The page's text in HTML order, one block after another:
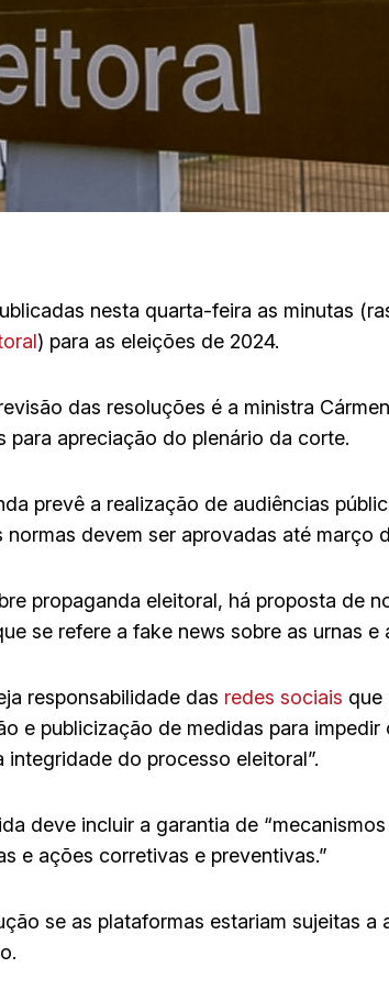
nesta quarta-feira as minutas
) para as eleições de 2024.
das resoluções é a ministra
para apreciação do plenário da corte.
prevê a realização de audiências
normas devem ser aprovadas até março
propaganda eleitoral, há proposta de
se refere a fake news sobre as urnas
responsabilidade das redes sociais que
e publicização de medidas para
do processo eleitoral”.
deve incluir a garantia de
e ações corretivas e preventivas.”
se as plataformas estariam sujeitas a